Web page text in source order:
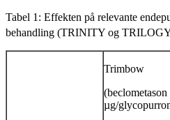
Tabel 1: Effekten på relevante
behandling (TRINITY og
Trimbow
µg/